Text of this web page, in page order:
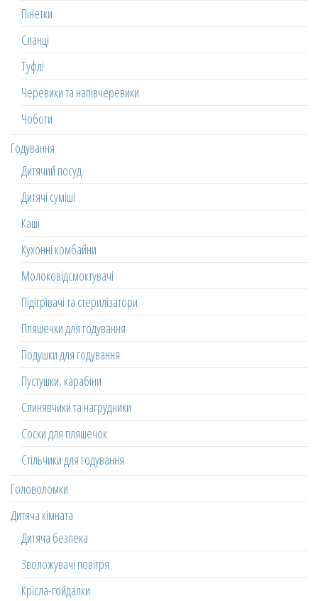
Пінетки
Сланці
Туфлі
Черевики та напівчеревики
Чоботи
Годування
Дитячий посуд
Дитячі суміші
Каші
Кухонні комбайни
Молоковідсмоктувачі
Підігрівачі та стерилізатори
Пляшечки для годування
Подушки для годування
Пустушки, карабіни
Слинявчики та нагрудники
Соски для пляшечок
Стільчики для годування
Головоломки
Дитяча кімната
Дитяча безпека
Зволожувачі повітря
Крісла-гойдалки